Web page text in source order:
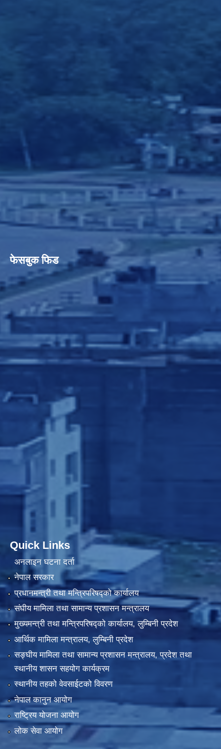
फेसबुक फिड
Quick Links
अनलाइन घटना दर्ता
नेपाल सरकार
प्रधानमन्त्री तथा मन्त्रिपरिषद्को कार्यालय
संघीय मामिला तथा सामान्य प्रशासन मन्त्रालय
मुख्यमन्त्री तथा मन्त्रिपरिषद्को कार्यालय, लुम्बिनी प्रदेश
आर्थिक मामिला मन्त्रालय, लुम्बिनी प्रदेश
सङ्घीय मामिला तथा सामान्य प्रशासन मन्त्रालय, प्रदेश तथा
स्थानीय शासन सहयोग कार्यक्रम
स्थानीय तहको वेवसाईटको विवरण
नेपाल कानुन आयोग
राष्ट्रिय योजना आयोग
लोक सेवा आयोग